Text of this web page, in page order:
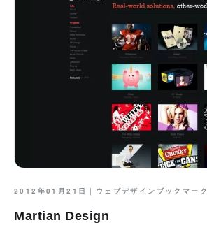
2012年01月21日｜ ウェブデザインブックマーク
Martian Design